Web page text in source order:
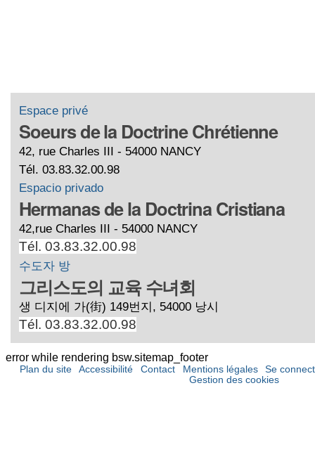
Espace privé
Soeurs de la Doctrine Chrétienne
42, rue Charles III - 54000 NANCY
Tél. 03.83.32.00.98
Espacio privado
Hermanas de la Doctrina Cristiana
42,rue Charles III - 54000 NANCY
Tél. 03.83.32.00.98
수도자 방
그리스도의 교육 수녀회
생 디지에 가(街) 149번지, 54000 낭시
Tél. 03.83.32.00.98
error while rendering bsw.sitemap_footer
Plan du site Accessibilité Contact Mentions légales
Se
Gestion des cookies